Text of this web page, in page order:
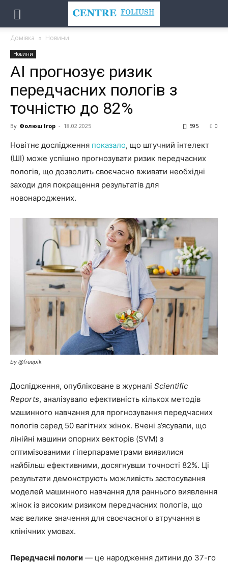
Домівка Новини
Новини
АІ прогнозує ризик
передчасних пологів з
точністю до 82%
By Фолюш Ігор - 18.02.2025 0
595
Новітнє дослідження показало, що штучний інтелект
(ШІ) може успішно прогнозувати ризик передчасних
пологів, що дозволить своєчасно вживати необхідні
заходи для покращення результатів для
новонароджених.
by @freepik
Дослідження, опубліковане в журналі Scientific
Reports, аналізувало ефективність кількох методів
машинного навчання для прогнозування передчасних
пологів серед 50 вагітних жінок. Вчені з’ясували, що
лінійні машини опорних векторів (SVM) з
оптимізованими гіперпараметрами виявилися
найбільш ефективними, досягнувши точності 82%. Ці
результати демонструють можливість застосування
моделей машинного навчання для раннього виявлення
жінок із високим ризиком передчасних пологів, що
має велике значення для своєчасного втручання в
клінічних умовах.
Передчасні пологи — це народження дитини до 37-го